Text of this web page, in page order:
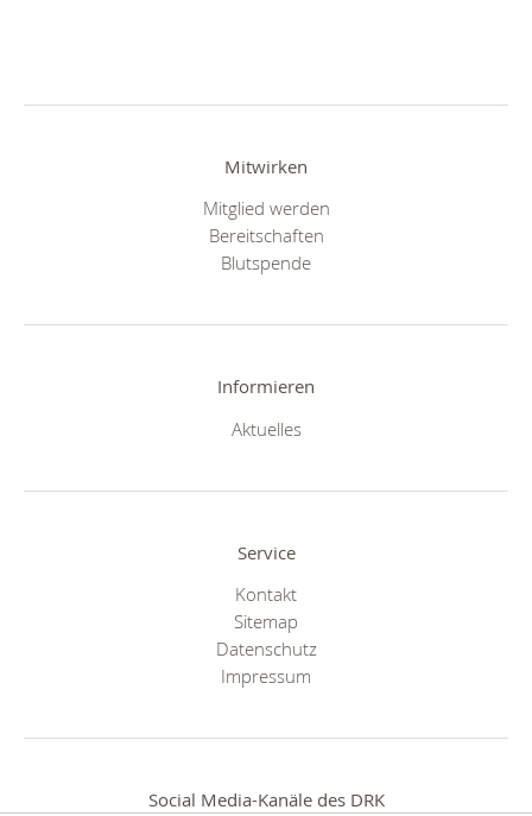
Mitwirken
Mitglied werden
Bereitschaften
Blutspende
Informieren
Aktuelles
Service
Kontakt
Sitemap
Datenschutz
Impressum
Social Media-Kanäle des DRK